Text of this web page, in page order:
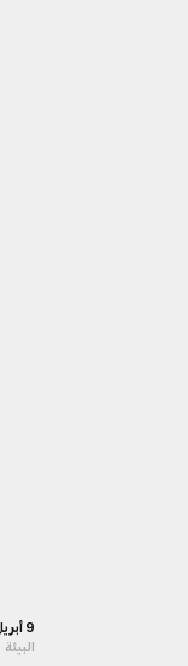
9 أبريل 2025
البيئة